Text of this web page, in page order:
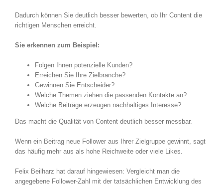
Dadurch können Sie deutlich besser bewerten, ob Ihr Content die
richtigen Menschen erreicht.
Sie erkennen zum Beispiel:
Folgen Ihnen potenzielle Kunden?
Erreichen Sie Ihre Zielbranche?
Gewinnen Sie Entscheider?
Welche Themen ziehen die passenden Kontakte an?
Welche Beiträge erzeugen nachhaltiges Interesse?
Das macht die Qualität von Content deutlich besser messbar.
Wenn ein Beitrag neue Follower aus Ihrer Zielgruppe gewinnt, sagt
das häufig mehr aus als hohe Reichweite oder viele Likes.
Felix Beilharz hat darauf hingewiesen: Vergleicht man die
angegebene Follower-Zahl mit der tatsächlichen Entwicklung des